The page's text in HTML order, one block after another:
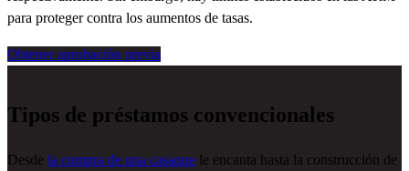
para proteger contra los aumentos de tasas.
Obtener aprobación previa
Tipos de préstamos convencionales
Desde la compra de una casaque le encanta hasta la construcción de